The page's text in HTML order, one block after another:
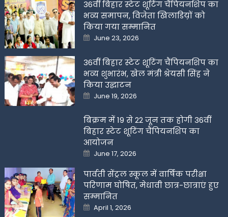
36वीं बिहार स्टेट शूटिंग चैंपियनशिप का
भव्य समापन, विजेता खिलाडिय़ों को
किया गया सम्मानित
Posted
on
June 23, 2026
36वीं बिहार स्टेट शूटिंग चैंपियनशिप का
भव्य शुभारंभ, खेल मंत्री श्रेयसी सिंह ने
किया उद्घाटन
Posted
on
June 19, 2026
बिक्रम में 19 से 22 जून तक होगी 36वीं
बिहार स्टेट शूटिंग चैंपियनशिप का
आयोजन
Posted
on
June 17, 2026
पार्वती सेंट्रल स्कूल में वार्षिक परीक्षा
परिणाम घोषित, मेधावी छात्र-छात्राएं हुए
सम्मानित
Posted
on
April 1, 2026